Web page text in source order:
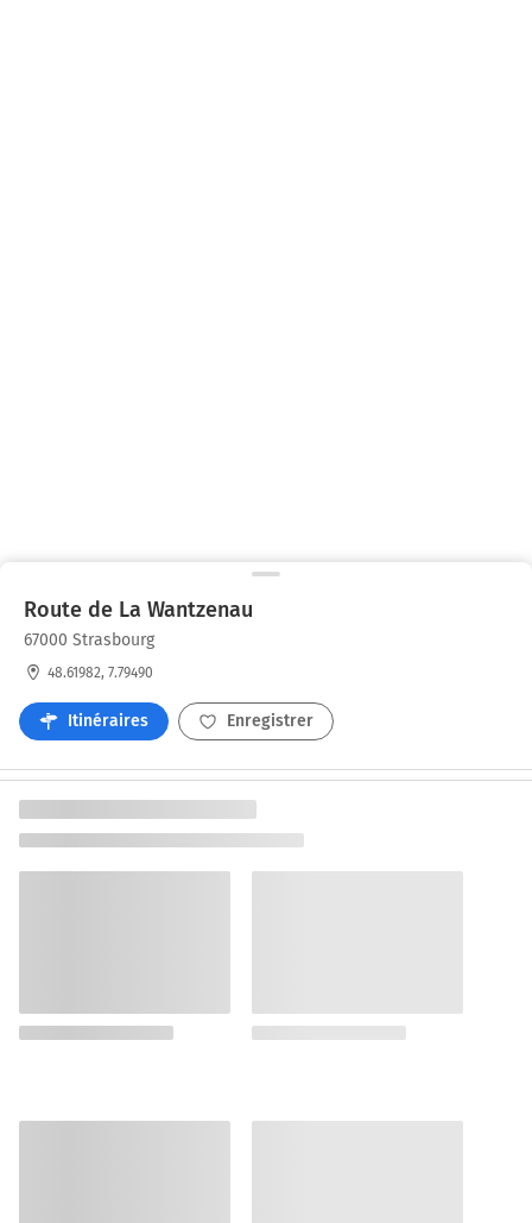
Route de La Wantzenau
67000 Strasbourg
48.61982, 7.79490
Itinéraires Enregistrer